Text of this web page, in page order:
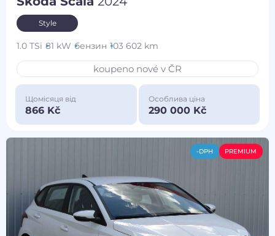
Style
1.0 TSi 81 kW бензин 103 602 km
koupeno nové v ČR
Щомісяця від
866 Kč
Особлива ціна
290 000 Kč
-DPH PREMIUM